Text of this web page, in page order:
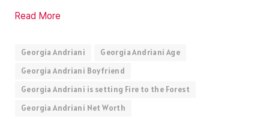
Read More
Georgia Andriani
Georgia Andriani Age
Georgia Andriani Boyfriend
Georgia Andriani is setting Fire to the Forest
Georgia Andriani Net Worth